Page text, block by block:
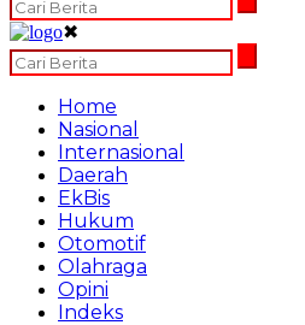
✖
Home
Nasional
Internasional
Daerah
EkBis
Hukum
Otomotif
Olahraga
Opini
Indeks